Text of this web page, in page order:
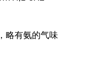
略有氨的气味